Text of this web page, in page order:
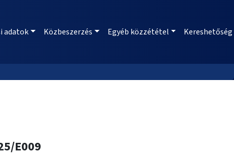
adatok Közbeszerzés Egyéb közzététel Kereshetőség
E009